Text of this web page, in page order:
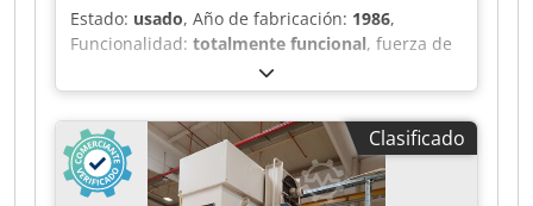
Estado: usado, Año de fabricación: 1986,
Funcionalidad: totalmente funcional, fuerza de
, longitud total:
total:1.440 mm, altura total:2.800 mm, Sin
precio mínimo: ¡venta garantizada al precio más
alto! DETALLES TÉCNICOS Presión: 150 t Volumen
de aceite: 480 l Carrera de retorno: 30 mm
Distancia de seguridad: 180 mm DETALLES DE LA
Clasificado